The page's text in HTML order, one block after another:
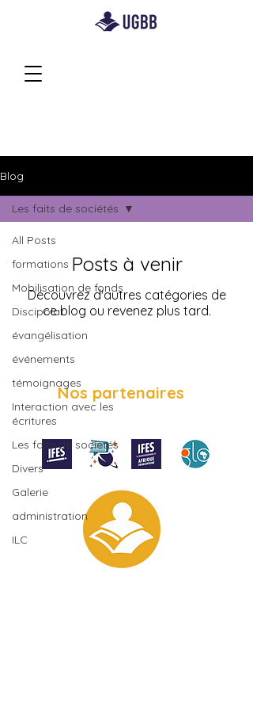
Blog
All Posts
formations
Mobilisation de fonds
Discipolat
évangélisation
événements
témoignages
Interaction avec les
écritures
Les faits de sociétés
Divers
Galerie
administration
ILC
Les faits de sociétés
Posts à venir
Découvrez d'autres catégories de
ce blog ou revenez plus tard.
Nos partenaires